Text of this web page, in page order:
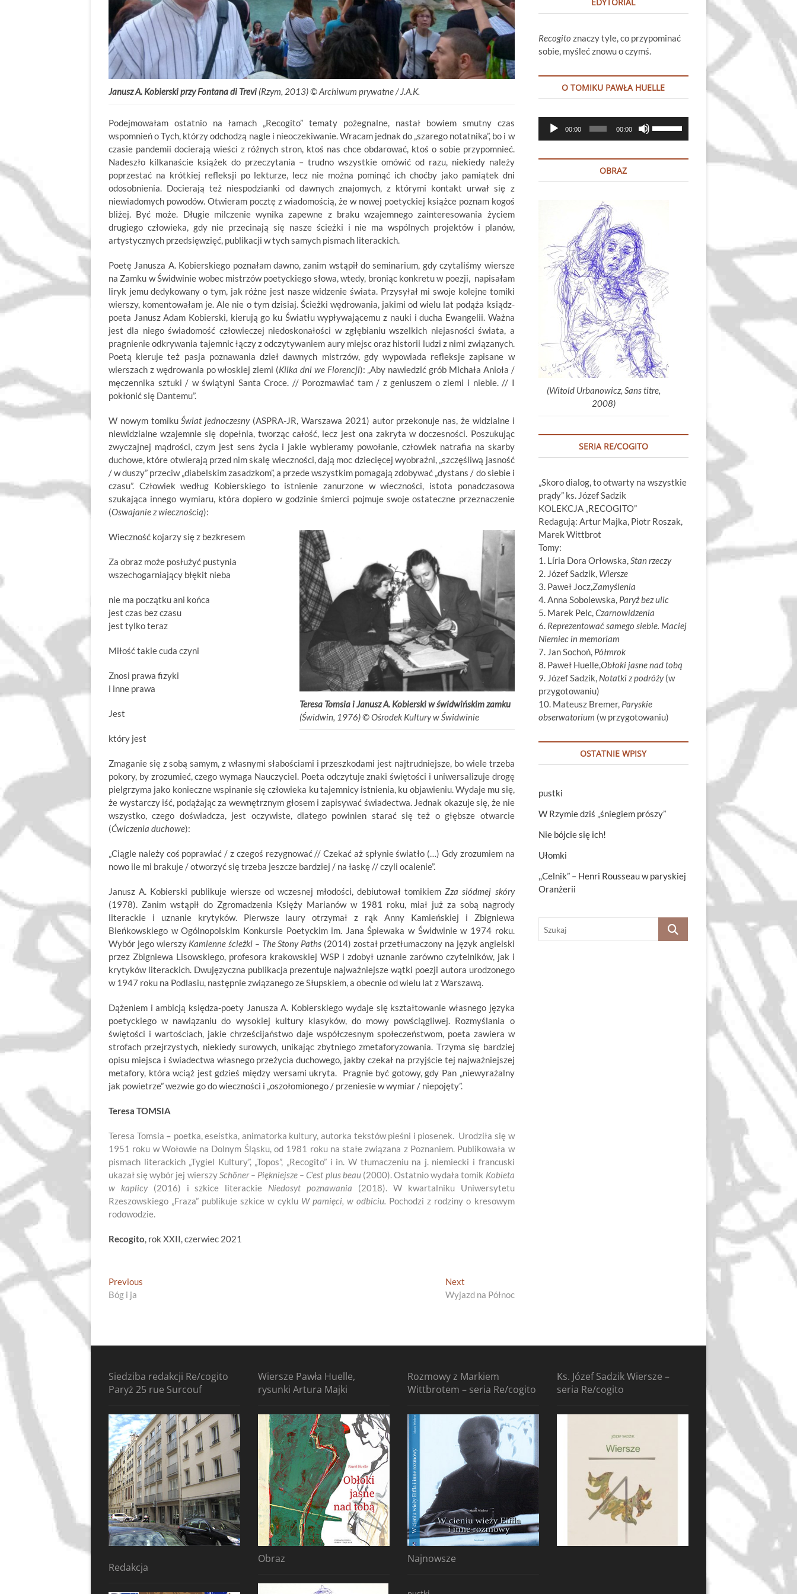
Janusz A. Kobierski przy Fontana di Trevi (Rzym, 2013) ©Archiwum prywatne / J.A.K.
Podejmowałam ostatnio na łamach „Recogito” tematy pożegnalne, nastał bowiem smutny czas
wspomnień o Tych, którzy odchodzą nagle i nieoczekiwanie. Wracam jednak do „szarego notatnika”, bo i w
czasie pandemii docierają wieści z różnych stron, ktoś nas chce obdarować, ktoś o sobie przypomnieć.
Nadeszło kilkanaście książek do przeczytania – trudno wszystkie omówić od razu, niekiedy należy
poprzestać na krótkiej refleksji po lekturze, lecz nie można pominąć ich choćby jako pamiątek dni
odosobnienia. Docierają też niespodzianki od dawnych znajomych, z którymi kontakt urwał się z
niewiadomych powodów. Otwieram pocztę z wiadomością, że w nowej poetyckiej książce poznam kogoś
bliżej. Być może. Długie milczenie wynika zapewne z braku wzajemnego zainteresowania życiem
drugiego człowieka, gdy nie przecinają się nasze ścieżki i nie ma wspólnych projektów i planów,
artystycznych przedsięwzięć, publikacji w tych samych pismach literackich.
Poetę Janusza A. Kobierskiego poznałam dawno, zanim wstąpił do seminarium, gdy czytaliśmy wiersze
na Zamku w Świdwinie wobec mistrzów poetyckiego słowa, wtedy, broniąc konkretu w poezji, napisałam
liryk jemu dedykowany o tym, jak różne jest nasze widzenie świata. Przysyłał mi swoje kolejne tomiki
wierszy, komentowałam je. Ale nie o tym dzisiaj. Ścieżki wędrowania, jakimi od wielu lat podąża ksiądz-
poeta Janusz Adam Kobierski, kierują go ku Światłu wypływającemu z nauki i ducha Ewangelii. Ważna
jest dla niego świadomość człowieczej niedoskonałości w zgłębianiu wszelkich niejasności świata, a
pragnienie odkrywania tajemnic łączy z odczytywaniem aury miejsc oraz historii ludzi z nimi związanych.
Poetą kieruje też pasja poznawania dzieł dawnych mistrzów, gdy wypowiada refleksje zapisane w
wierszach z wędrowania po włoskiej ziemi (Kilka dni we Florencji): „Aby nawiedzić grób Michała Anioła /
męczennika sztuki / w świątyni Santa Croce. // Porozmawiać tam / z geniuszem o ziemi i niebie. // I
pokłonić się Dantemu”.
W nowym tomikuŚwiat jednoczesny (ASPRA-JR, Warszawa 2021) autor przekonuje nas, że widzialne i
niewidzialne wzajemnie się dopełnia, tworząc całość, lecz jest ona zakryta w doczesności. Poszukując
zwyczajnej mądrości, czym jest sens życia i jakie wybieramy powołanie, człowiek natrafia na skarby
duchowe, które otwierają przed nim skalę wieczności, dają moc dziecięcej wyobraźni, „szczęśliwą jasność
/ w duszy” przeciw „diabelskim zasadzkom”, a przede wszystkim pomagają zdobywać „dystans / do siebie i
czasu”. Człowiek według Kobierskiego to istnienie zanurzone w wieczności, istota ponadczasowa
szukająca innego wymiaru, która dopiero w godzinie śmierci pojmuje swoje ostateczne przeznaczenie
(Oswajanie z wiecznością):
Teresa Tomsia iJanusz A. Kobierski w świdwińskim zamku
(Świdwin, 1976) ©.Ośrodek Kultury w Świdwinie
Wieczność kojarzy się z bezkresem
Za obraz może posłużyć pustynia
wszechogarniający błękit nieba
nie ma początku ani końca
jest czas bez czasu
jest tylko teraz
Miłość takie cuda czyni
Znosi prawa fizyki
i inne prawa
Jest
który jest
Zmaganie się z sobą samym, z własnymi słabościami i przeszkodami jest najtrudniejsze, bo wiele trzeba
pokory, by zrozumieć, czego wymaga Nauczyciel. Poeta odczytuje znaki świętości i uniwersalizuje drogę
pielgrzyma jako konieczne wspinanie się człowieka ku tajemnicy istnienia, ku objawieniu. Wydaje mu się,
że wystarczy iść, podążając za wewnętrznym głosem i zapisywać świadectwa. Jednak okazuje się, że nie
wszystko, czego doświadcza, jest oczywiste, dlatego powinien starać się też o głębsze otwarcie
(Ćwiczenia duchowe):
„Ciągle należy coś poprawiać / z czegoś rezygnować // Czekać aż spłynie światło (…) Gdy zrozumiem na
nowo ile mi brakuje / otworzyć się trzeba jeszcze bardziej / na łaskę // czyli ocalenie”.
Janusz A. Kobierski publikuje wiersze od wczesnej młodości, debiutował tomikiemZza siódmej skóry
(1978). Zanim wstąpił do Zgromadzenia Księży Marianów w 1981 roku, miał już za sobą nagrody
literackie i uznanie krytyków. Pierwsze laury otrzymał z rąk Anny Kamieńskiej i Zbigniewa
Bieńkowskiego w Ogólnopolskim Konkursie Poetyckim im. Jana Śpiewaka w Świdwinie w 1974 roku.
Wybór jego wierszy Kamienne ścieżki – The Stony Paths (2014) został przetłumaczony na język angielski
przez Zbigniewa Lisowskiego, profesora krakowskiej WSP i zdobył uznanie zarówno czytelników, jak i
krytyków literackich. Dwujęzyczna publikacja prezentuje najważniejsze wątki poezji autora urodzonego
w 1947 roku na Podlasiu, następnie związanego ze Słupskiem, a obecnie od wielu lat z Warszawą.
Dążeniem i ambicją księdza-poety Janusza A. Kobierskiego wydaje się kształtowanie własnego języka
poetyckiego w nawiązaniu do wysokiej kultury klasyków, do mowy powściągliwej. Rozmyślania o
świętości i wartościach, jakie chrześcijaństwo daje współczesnym społeczeństwom, poeta zawiera w
strofach przejrzystych, niekiedy surowych, unikając zbytniego zmetaforyzowania. Trzyma się bardziej
opisu miejsca i świadectwa własnego przeżycia duchowego, jakby czekał na przyjście tej najważniejszej
metafory, która wciąż jest gdzieś między wersami ukryta. Pragnie być gotowy, gdy Pan „niewyrażalny
jak powietrze” wezwie go do wieczności i „oszołomionego / przeniesie w wymiar / niepojęty”.
Teresa TOMSIA
Teresa Tomsia – poetka, eseistka, animatorka kultury, autorka tekstów pieśni i piosenek. Urodziła się w
1951 roku w Wołowie na Dolnym Śląsku, od 1981 roku na stałe związana z Poznaniem. Publikowała w
pismach literackich „Tygiel Kultury”, „Topos”, „Recogito” i in. W tłumaczeniu na j. niemiecki i francuski
ukazał się wybór jej wierszySchöner – Piękniejsze – C’est plus beau(2000). Ostatnio wydała tomik Kobieta
w kaplicy(2016) i szkice literackie Niedosyt poznawania (2018). W kwartalniku Uniwersytetu
Rzeszowskiego „Fraza” publikuje szkice w cyklu W pamięci, w odbiciu. Pochodzi z rodziny o kresowym
rodowodzie.
Recogito, rok XXII, czerwiec 2021
Nawigacja
wpisu
Previous
Bóg i ja
NextNext
post:
Wyjazd na Północ
Recogito znaczy tyle, co przypominać
sobie, myśleć znowu o czymś.
O TOMIKU PAWŁA HUELLE
Odtwarzacz
plików
00:00 00:00
góry
głośność.
OBRAZ
(Witold Urbanowicz, Sans titre,
2008)
SERIA RE/COGITO
„Skoro dialog, to otwarty na wszystkie
prądy” ks. Józef Sadzik
KOLEKCJA „RECOGITO”
Redagują: Artur Majka, Piotr Roszak,
Marek Wittbrot
Tomy:
1. Líria Dora Orłowska,Stan rzeczy
2. Józef Sadzik, Wiersze
3. Paweł Jocz,Zamyślenia
4. Anna Sobolewska, Paryż bez ulic
5. Marek Pelc,Czarnowidzenia
6. Reprezentować samego siebie. Maciej
Niemiec in memoriam
7. Jan Sochoń, Półmrok
8. Paweł Huelle,Obłoki jasne nad tobą
9. Józef Sadzik, Notatki z podróży(w
przygotowaniu)
10. Mateusz Bremer, Paryskie
obserwatorium (w przygotowaniu)
OSTATNIE WPISY
pustki
W Rzymie dziś „śniegiem prószy”
Nie bójcie się ich!
Ułomki
,,Celnik” – Henri Rousseau w paryskiej
Oranżerii
Szukaj
Siedziba redakcji Re/cogito
Paryż 25 rue Surcouf
Redakcja
Wiersze Pawła Huelle,
rysunki Artura Majki
Obraz
Rozmowy z Markiem
Wittbrotem – seria Re/cogito
Najnowsze
Ks. Józef Sadzik Wiersze –
seria Re/cogito